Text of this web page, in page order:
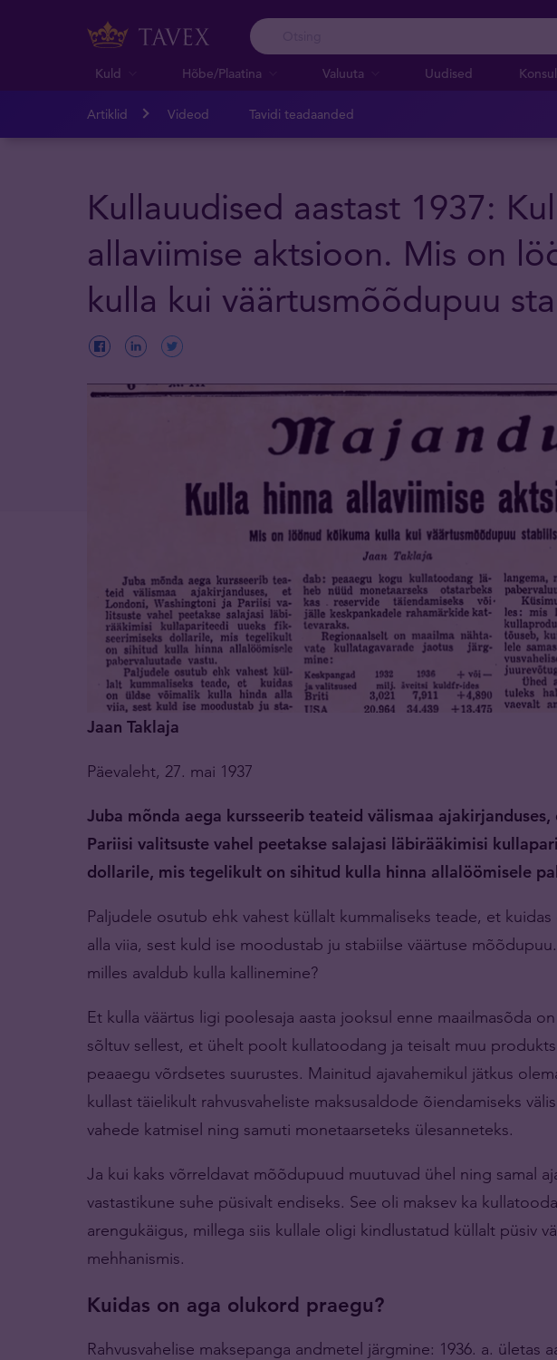
Kuld Hõbe/Plaatina Valuuta Uudised
Artiklid Videod Tavidi teadaanded
Kullauudised aastast 1937:
allaviimise aktsioon. Mis on
kulla kui väärtusmõõdupuu
Jaan Taklaja
Päevaleht, 27. mai 1937
Juba mõnda aega kursseerib teateid välismaa
Pariisi valitsuste vahel peetakse salajasi läbirääkimisi
dollarile, mis tegelikult on sihitud kulla hinna allalöömisele
Paljudele osutub ehk vahest küllalt kummaliseks teade, et
alla viia, sest kuld ise moodustab ju stabiilse väärtuse
milles avaldub kulla kallinemine?
Et kulla väärtus ligi poolesaja aasta jooksul enne maailmasõda
sõltuv sellest, et ühelt poolt kullatoodang ja teisalt muu
peaaegu võrdsetes suurustes. Mainitud ajavahemikul jätkus
kullast täielikult rahvusvaheliste maksusaldode õiendamiseks
vahede katmisel ning samuti monetaarseteks ülesanneteks.
Ja kui kaks võrreldavat mõõdupuud muutuvad ühel ning samal
vastastikune suhe püsivalt endiseks. See oli maksev ka
arengukäigus, millega siis kullale oligi kindlustatud küllalt püsiv
mehhanismis.
Kuidas on aga olukord praegu?
Rahvusvahelise maksepanga andmetel järgmine: 1936. a. ületas